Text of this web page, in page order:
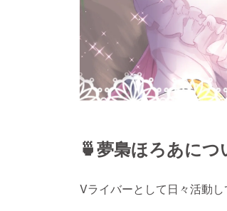
🍵夢梟ほろあにつ
Vライバーとして日々活動し